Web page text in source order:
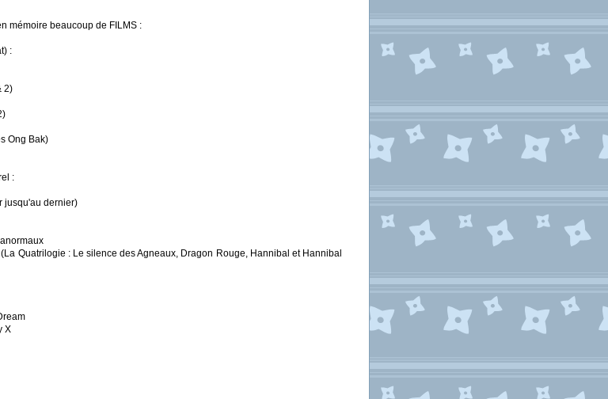
mémoire beaucoup de FILMS :
:
2)
Ong Bak)
:
jusqu'au dernier)
Quatrilogie : Le silence des Agneaux, Dragon Rouge, Hannibal et Hannibal
X